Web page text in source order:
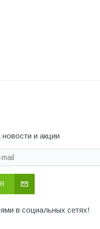
и акции
в социальных сетях!